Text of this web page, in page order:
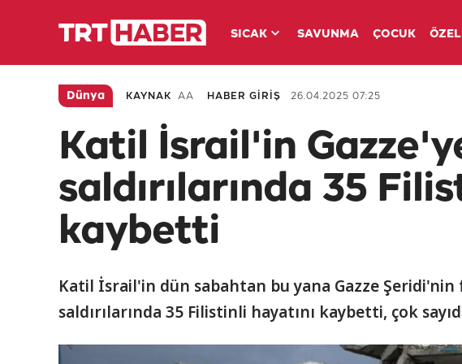
SICAK SAVUNMA ÇOCUK
Dünya KAYNAK AA HABER GİRİŞ 26.04.2025 07:25
Katil İsrail'in
saldırılarında 35
kaybetti
Katil İsrail'in dün sabahtan bu yana Gazze
saldırılarında 35 Filistinli hayatını kaybetti, çok